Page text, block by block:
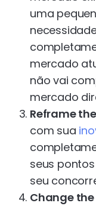
uma
mercado
não vai
mercado
Reframe
com sua
seus
seu
Change